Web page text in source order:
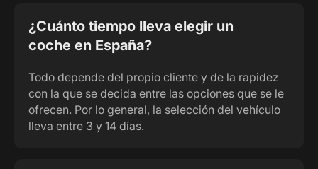
¿Cuánto tiempo lleva elegir un
coche en España?
Todo depende del propio cliente y de la rapidez
con la que se decida entre las opciones que se le
ofrecen. Por lo general, la selección del vehículo
lleva entre 3 y 14 días.